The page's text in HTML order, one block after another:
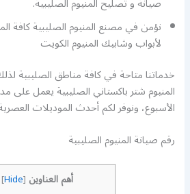
نؤمن في مصنع المنيوم الصليبية كافة
لأبواب وشابيك المنيوم الكويت
خدماتنا متاحة في كافة مناطق الصليبية
الأسبوع، ونوفر لكم أحدث الموديلات
رقم صيانة المنيوم الصليبية
أهم العناوين [
Hide
]